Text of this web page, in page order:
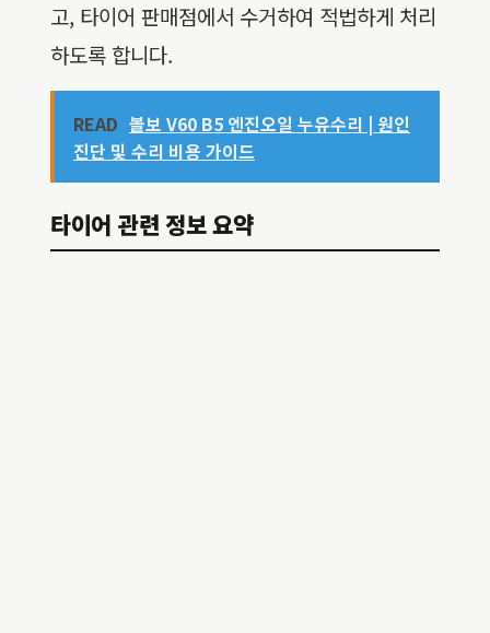
고, 타이어 판매점에서 수거하여 적법하게 처리
하도록 합니다.
READ 볼보 V60 B5 엔진오일 누유수리 | 원인
진단 및 수리 비용 가이드
타이어 관련 정보 요약